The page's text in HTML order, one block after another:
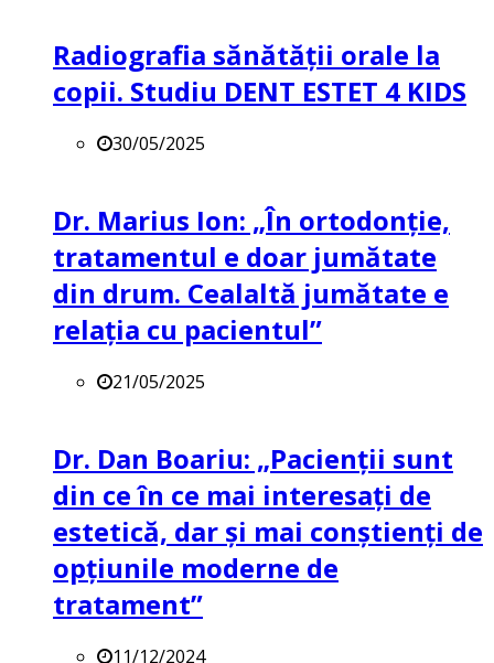
Radiografia sănătății orale la
copii. Studiu DENT ESTET 4 KIDS
30/05/2025
Dr. Marius Ion: „În ortodonție,
tratamentul e doar jumătate
din drum. Cealaltă jumătate e
relația cu pacientul”
21/05/2025
Dr. Dan Boariu: „Pacienții sunt
din ce în ce mai interesați de
estetică, dar și mai conștienți de
opțiunile moderne de
tratament”
11/12/2024